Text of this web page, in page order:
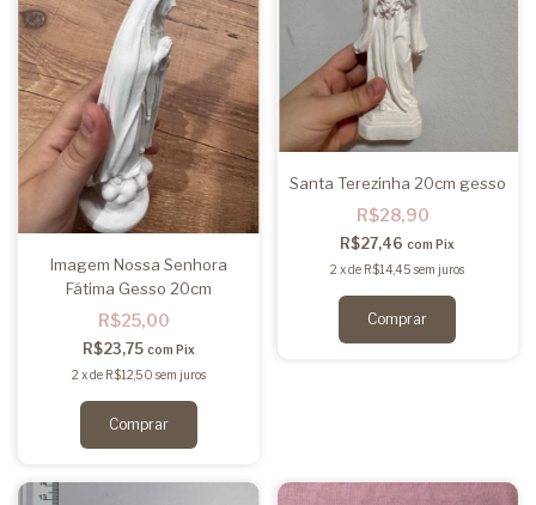
Imagem Nossa Senhora
Fátima Gesso 20cm
R$25,00
R$23,75 com Pix
2 xde R$12,50 sem juros
Santa Terezinha 20cm gesso
R$28,90
R$27,46com Pix
2 xde R$14,45 sem juros